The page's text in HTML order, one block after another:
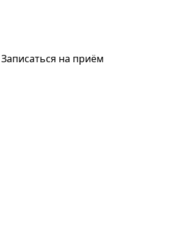
Записаться на приём